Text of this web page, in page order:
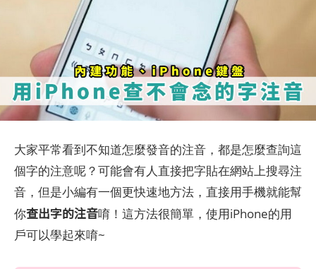
大家平常看到不知道怎麼發音的注音，都是怎麼查詢這
個字的注意呢？可能會有人直接把字貼在網站上搜尋注
音，但是小編有一個更快速地方法，直接用手機就能幫
你查出字的注音唷！這方法很簡單，使用iPhone的用
戶可以學起來唷~